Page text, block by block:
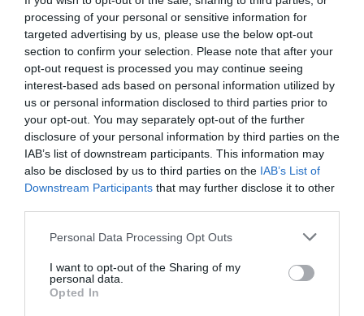
processing of your personal or sensitive information for
targeted advertising by us, please use the below opt-out
section to confirm your selection. Please note that after your
opt-out request is processed you may continue seeing
interest-based ads based on personal information utilized by
us or personal information disclosed to third parties prior to
your opt-out. You may separately opt-out of the further
disclosure of your personal information by third parties on the
IAB’s list of downstream participants. This information may
also be disclosed by us to third parties on the IAB’s List of
Downstream Participants that may further disclose it to other
Personal Data Processing Opt Outs
I want to opt-out of the Sharing of my
personal data.
Opted In